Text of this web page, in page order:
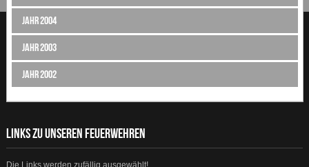
Jahr 2004
Jahr 2003
Jahr 2002
LINKS ZU UNSEREN FEUERWEHREN
Die Links werden zufällig ausgewählt!